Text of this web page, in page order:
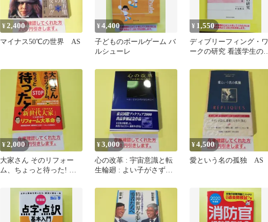
¥2,400
マイナス50℃の世界 AS
¥4,400
子どものボールゲーム バ
ルシューレ
¥ 1,550
ディブリーフィング・ワ
ークの研究 看護学生の臨
ーフィング…
¥2,000
大家さん そのリフォー
ム、ちょっと待った! コ
経営の AS
¥3,000
心の改革 : 宇宙意識と転
生輪廻 : よい子がさずか
¥4,500
愛という名の孤独 AS